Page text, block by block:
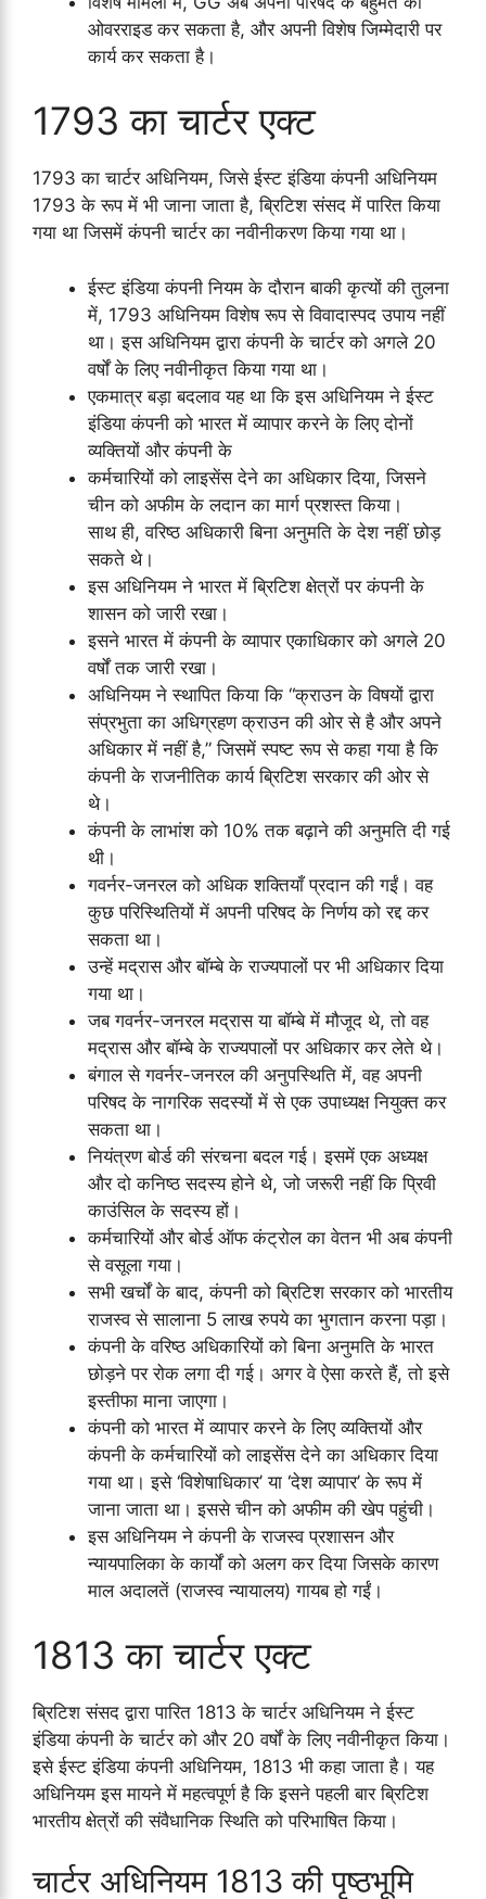
ओवरराइड कर सकता है, और अपनी विशेष जिम्मेदारी पर
कार्य कर सकता है।
1793 का चार्टर एक्ट
1793 का चार्टर अधिनियम, जिसे ईस्ट इंडिया कंपनी अधिनियम
1793 के रूप में भी जाना जाता है, ब्रिटिश संसद में पारित किया
गया था जिसमें कंपनी चार्टर का नवीनीकरण किया गया था।
ईस्ट इंडिया कंपनी नियम के दौरान बाकी कृत्यों की तुलना
में, 1793 अधिनियम विशेष रूप से विवादास्पद उपाय नहीं
था। इस अधिनियम द्वारा कंपनी के चार्टर को अगले 20
वर्षों के लिए नवीनीकृत किया गया था।
एकमात्र बड़ा बदलाव यह था कि इस अधिनियम ने ईस्ट
इंडिया कंपनी को भारत में व्यापार करने के लिए दोनों
व्यक्तियों और कंपनी के
कर्मचारियों को लाइसेंस देने का अधिकार दिया, जिसने
चीन को अफीम के लदान का मार्ग प्रशस्त किया।
साथ ही, वरिष्ठ अधिकारी बिना अनुमति के देश नहीं छोड़
सकते थे।
इस अधिनियम ने भारत में ब्रिटिश क्षेत्रों पर कंपनी के
शासन को जारी रखा।
इसने भारत में कंपनी के व्यापार एकाधिकार को अगले 20
वर्षों तक जारी रखा।
अधिनियम ने स्थापित किया कि “क्राउन के विषयों द्वारा
संप्रभुता का अधिग्रहण क्राउन की ओर से है और अपने
अधिकार में नहीं है,” जिसमें स्पष्ट रूप से कहा गया है कि
कंपनी के राजनीतिक कार्य ब्रिटिश सरकार की ओर से
थे।
कंपनी के लाभांश को 10% तक बढ़ाने की अनुमति दी गई
थी।
गवर्नर-जनरल को अधिक शक्तियाँ प्रदान की गईं। वह
कुछ परिस्थितियों में अपनी परिषद के निर्णय को रद्द कर
सकता था।
उन्हें मद्रास और बॉम्बे के राज्यपालों पर भी अधिकार दिया
गया था।
जब गवर्नर-जनरल मद्रास या बॉम्बे में मौजूद थे, तो वह
मद्रास और बॉम्बे के राज्यपालों पर अधिकार कर लेते थे।
बंगाल से गवर्नर-जनरल की अनुपस्थिति में, वह अपनी
परिषद के नागरिक सदस्यों में से एक उपाध्यक्ष नियुक्त कर
सकता था।
नियंत्रण बोर्ड की संरचना बदल गई। इसमें एक अध्यक्ष
और दो कनिष्ठ सदस्य होने थे, जो जरूरी नहीं कि प्रिवी
काउंसिल के सदस्य हों।
कर्मचारियों और बोर्ड ऑफ कंट्रोल का वेतन भी अब कंपनी
से वसूला गया।
सभी खर्चों के बाद, कंपनी को ब्रिटिश सरकार को भारतीय
राजस्व से सालाना 5 लाख रुपये का भुगतान करना पड़ा।
कंपनी के वरिष्ठ अधिकारियों को बिना अनुमति के भारत
छोड़ने पर रोक लगा दी गई। अगर वे ऐसा करते हैं, तो इसे
इस्तीफा माना जाएगा।
कंपनी को भारत में व्यापार करने के लिए व्यक्तियों और
कंपनी के कर्मचारियों को लाइसेंस देने का अधिकार दिया
गया था। इसे ‘विशेषाधिकार’ या ‘देश व्यापार’ के रूप में
जाना जाता था। इससे चीन को अफीम की खेप पहुंची।
इस अधिनियम ने कंपनी के राजस्व प्रशासन और
न्यायपालिका के कार्यों को अलग कर दिया जिसके कारण
माल अदालतें (राजस्व न्यायालय) गायब हो गईं।
1813 का चार्टर एक्ट
ब्रिटिश संसद द्वारा पारित 1813 के चार्टर अधिनियम ने ईस्ट
इंडिया कंपनी के चार्टर को और 20 वर्षों के लिए नवीनीकृत किया।
इसे ईस्ट इंडिया कंपनी अधिनियम, 1813 भी कहा जाता है। यह
अधिनियम इस मायने में महत्वपूर्ण है कि इसने पहली बार ब्रिटिश
भारतीय क्षेत्रों की संवैधानिक स्थिति को परिभाषित किया।
चार्टर अधिनियम 1813 की पृष्ठभूमि